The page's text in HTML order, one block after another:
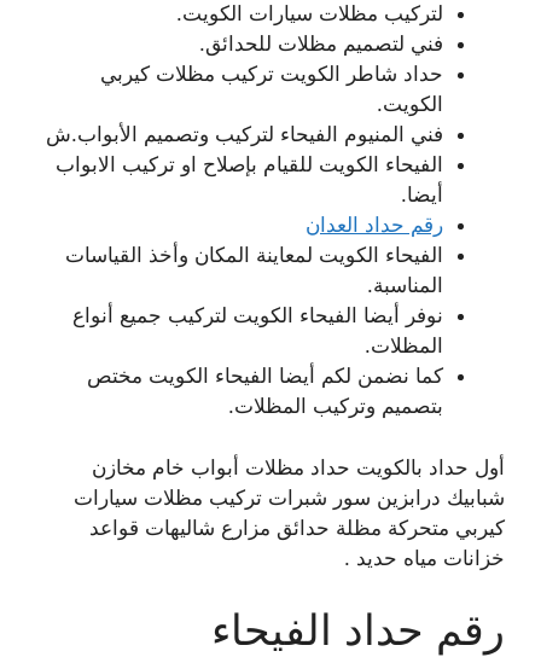
لتركيب مظلات سيارات الكويت.
فني لتصميم مظلات للحدائق.
حداد شاطر الكويت تركيب مظلات كيربي
الكويت.
فني المنيوم الفيحاء لتركيب وتصميم الأبواب.ش
الفيحاء الكويت للقيام بإصلاح او تركيب الابواب
أيضا.
رقم حداد العدان
الفيحاء الكويت لمعاينة المكان وأخذ القياسات
المناسبة.
نوفر أيضا الفيحاء الكويت لتركيب جميع أنواع
المظلات.
كما نضمن لكم أيضا الفيحاء الكويت مختص
بتصميم وتركيب المظلات.
أول حداد بالكويت حداد مظلات أبواب خام مخازن
شبابيك درابزين سور شبرات تركيب مظلات سيارات
كيربي متحركة مظلة حدائق مزارع شاليهات قواعد
خزانات مياه حديد .
رقم حداد الفيحاء